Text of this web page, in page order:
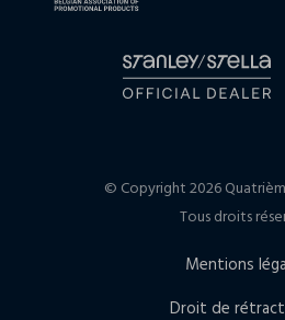
© Copyright 2026
Tous droits
Mentions
Droit de